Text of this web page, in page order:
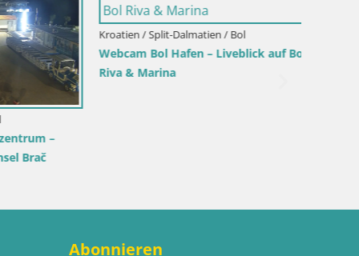
–
Kroatien / Split-Dalmatien / Bol
Webcam Bol Hafen – Liveblick auf Bol
Riva & Marina
Abonnieren